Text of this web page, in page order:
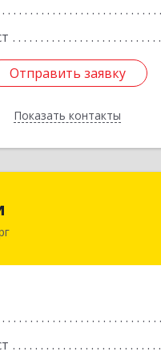
Отправить заявку
Показать контакты
Отправить заявку
Назад
Петербург г,